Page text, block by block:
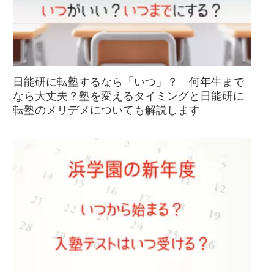
日能研に転塾するなら「いつ」？ 何年生まで
なら大丈夫？塾を変えるタイミングと日能研に
転塾のメリデメについても解説します